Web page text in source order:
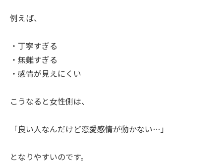
例えば、
・丁寧すぎる
・無難すぎる
・感情が見えにくい
こうなると女性側は、
「良い人なんだけど恋愛感情が動かない…」
となりやすいのです。